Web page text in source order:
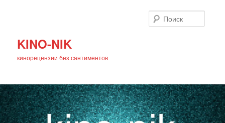
KINO-NIK
кинорецензии без сантиментов